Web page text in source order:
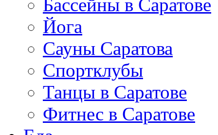
Бассейны в Саратове
Йога
Сауны Саратова
Спортклубы
Танцы в Саратове
Фитнес в Саратове